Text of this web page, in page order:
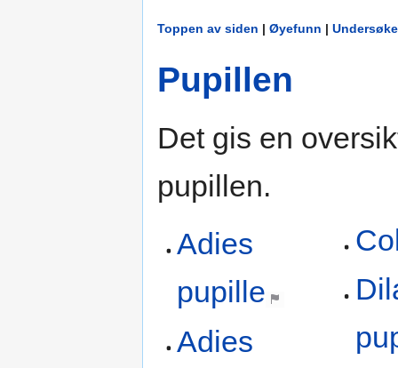
Toppen av siden | Øyefunn |
Pupillen
Det gis en
pupillen.
Adies
pupille
Adies